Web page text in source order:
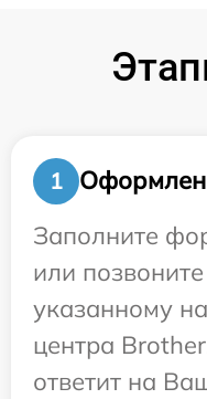
1
Заполните
или
указанному
центра
ответит на